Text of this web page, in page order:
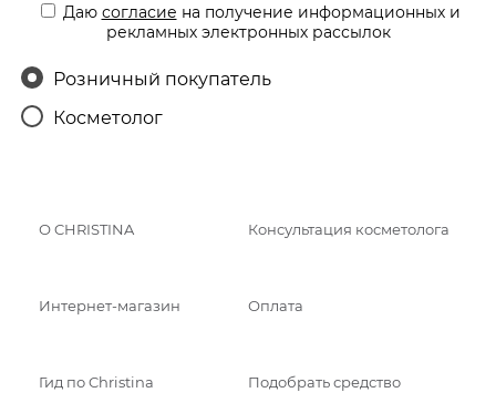
Даю согласие на получение информационных и
рекламных электронных рассылок
Розничный покупатель
Косметолог
О CHRISTINA Консультация косметолога
Интернет-магазин Оплата
Гид по Christina Подобрать средство